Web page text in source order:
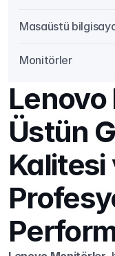
Masaüstü
Monitörler
Üstün
Kalitesi